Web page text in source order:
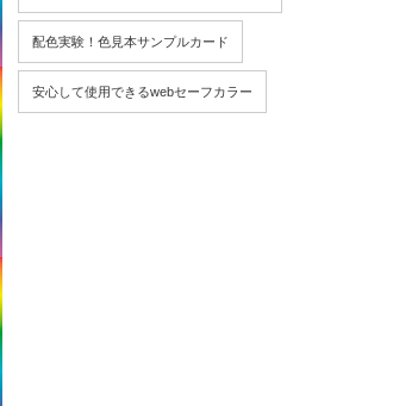
配色実験！色見本サンプルカード
安心して使用できるwebセーフカラー